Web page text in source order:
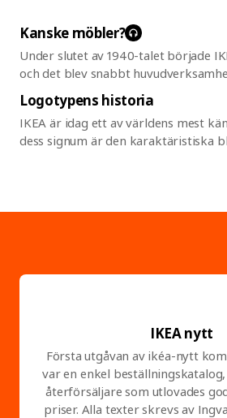
Kanske möbler?
Under slutet av 1940-talet började
och det blev snabbt
se utmaningar som möjligheter kom
innovationer inom inköp, ekonomi
Grunden till detta fanns redan inom
han jobbade i liten skala med
Logotypens historia
IKEA är idag ett av världens mest
dess signum är den karaktäristiska
belyser vi evolutionen från 1943 och
IKEA nytt
Första utgåvan av ikéa-nytt
var en enkel
återförsäljare som utlovades
priser. Alla texter skrevs av